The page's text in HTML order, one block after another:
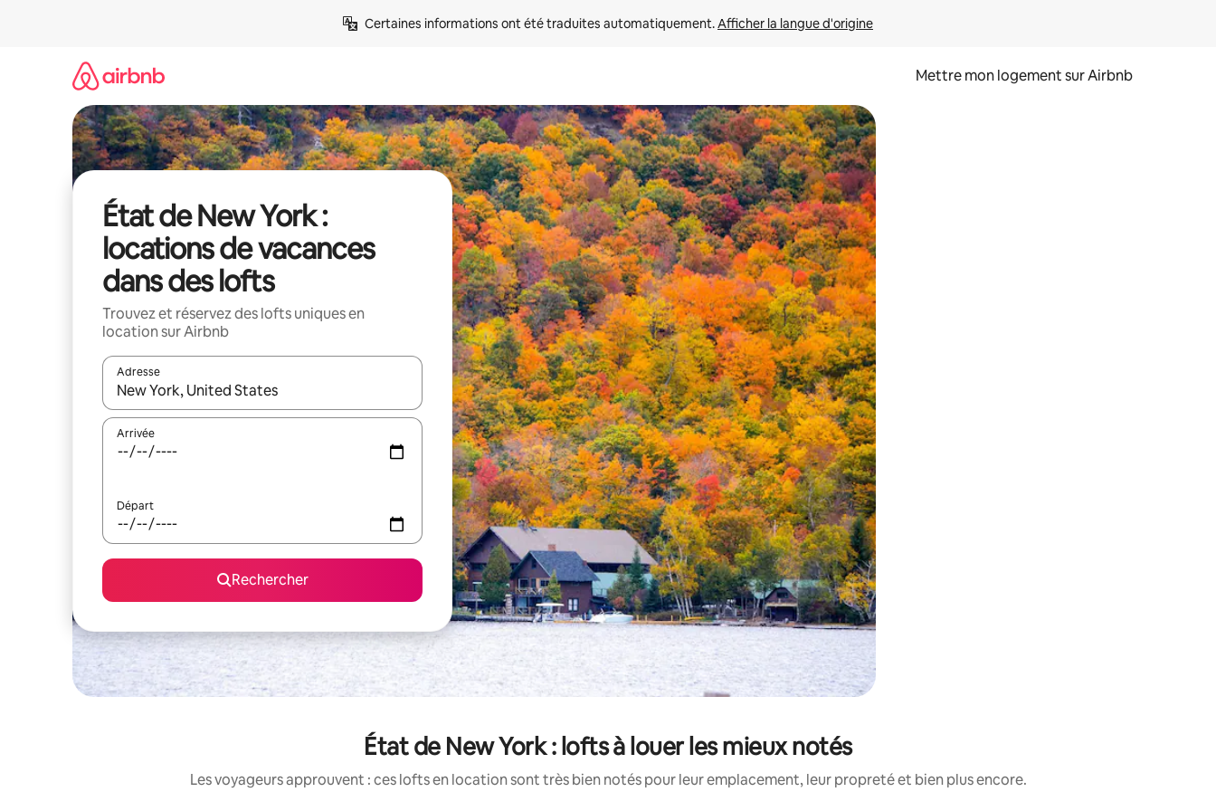
Certaines informations ont été traduites automatiquement. Afficher la langue d'origine
Mettre mon logement sur Airbnb
État de New York :
locations de vacances
dans des lofts
Trouvez et réservez des lofts uniques en
location sur Airbnb
Adresse
Lorsque les résultats s'affichent, utilisez les flèches vers le haut et vers le bas pour les parcourir ou en appuyant et en faisant glisser.
Arrivée
Départ
Rechercher
État de New York : lofts à louer les mieux notés
Les voyageurs approuvent : ces lofts en location sont très bien notés pour leur emplacement, leur propreté et bien plus encore.